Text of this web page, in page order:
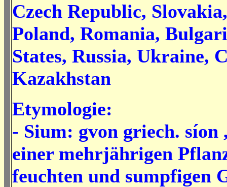
Czech Republic,
Poland, Romania,
States, Russia, Ukraine,
Kazakhstan
Etymologie:
- Sium: gvon griech. síon
einer mehrjährigen
feuchten und sumpfigen